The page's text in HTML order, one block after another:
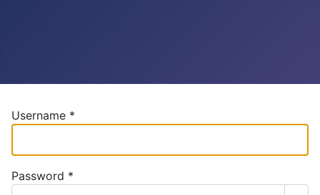
Username *
Password *